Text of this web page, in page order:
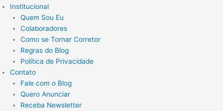
Institucional
Quem Sou Eu
Colaboradores
Como se Tornar Corretor
Regras do Blog
Política de Privacidade
Contato
Fale com o Blog
Quero Anunciar
Receba Newsletter